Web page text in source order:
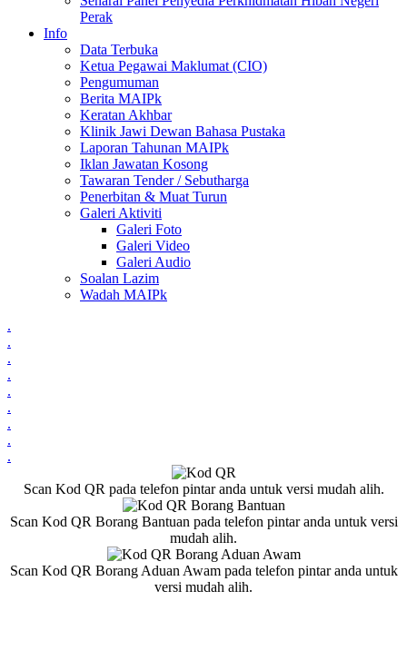
Perak
Info
Data Terbuka
Ketua Pegawai Maklumat (CIO)
Pengumuman
Berita MAIPk
Keratan Akhbar
Klinik Jawi Dewan Bahasa Pustaka
Laporan Tahunan MAIPk
Iklan Jawatan Kosong
Tawaran Tender / Sebutharga
Penerbitan & Muat Turun
Galeri Aktiviti
Galeri Foto
Galeri Video
Galeri Audio
Soalan Lazim
Wadah MAIPk
.
.
.
.
.
.
.
.
.
Scan Kod QR pada telefon pintar anda untuk versi mudah alih.
Scan Kod QR Borang Bantuan pada telefon pintar anda untuk versi
mudah alih.
Scan Kod QR Borang Aduan Awam pada telefon pintar anda untuk
versi mudah alih.